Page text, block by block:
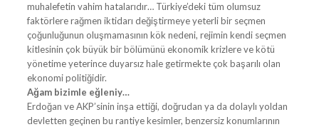
muhalefetin vahim hatalarıdır… Türkiye’deki tüm olumsuz
faktörlere rağmen iktidarı değiştirmeye yeterli bir seçmen
çoğunluğunun oluşmamasının kök nedeni, rejimin kendi seçmen
kitlesinin çok büyük bir bölümünü ekonomik krizlere ve kötü
yönetime yeterince duyarsız hale getirmekte çok başarılı olan
ekonomi politiğidir.
Ağam bizimle eğleniy…
Erdoğan ve AKP’sinin inşa ettiği, doğrudan ya da dolaylı yoldan
devletten geçinen bu rantiye kesimler, benzersiz konumlarının